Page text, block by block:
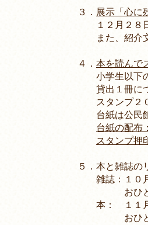
３． 展示「心に
１２月２８日（
また、紹介文
４． 本を読んで
小学生以下のお
貸出１冊につ
スタンプ２０
台紙は公民館
台紙の配布
スタンプ押
５．本と雑誌の
雑誌：１０月
おひとり
本： １１月５
おひとり